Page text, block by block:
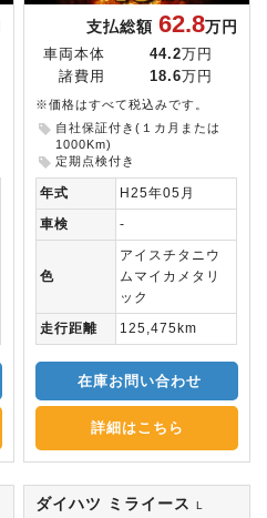
支払総額 62.8万円
車両本体 44.2 万円
諸費用
18.6 万円
※価格はすべて税込みです。
自社保証付き(１カ月または
1000Km)
定期点検付き
年式
H25年05月
車検
-
色
アイスチタニウ
ムマイカメタリ
ック
走行距離
125,475km
在庫お問い合わせ
詳細はこちら
ダイハツ ミライースL